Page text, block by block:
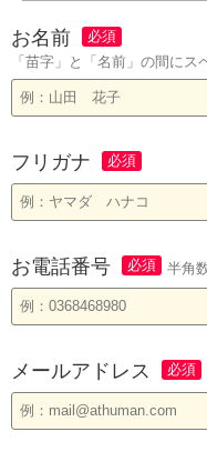
お名前
「苗字」と「名前」の間にス
フリガナ
お電話番号 半角
メールアドレス